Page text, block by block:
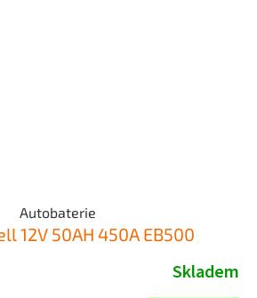
Autobaterie
12V 50AH 450A EB500
Skladem